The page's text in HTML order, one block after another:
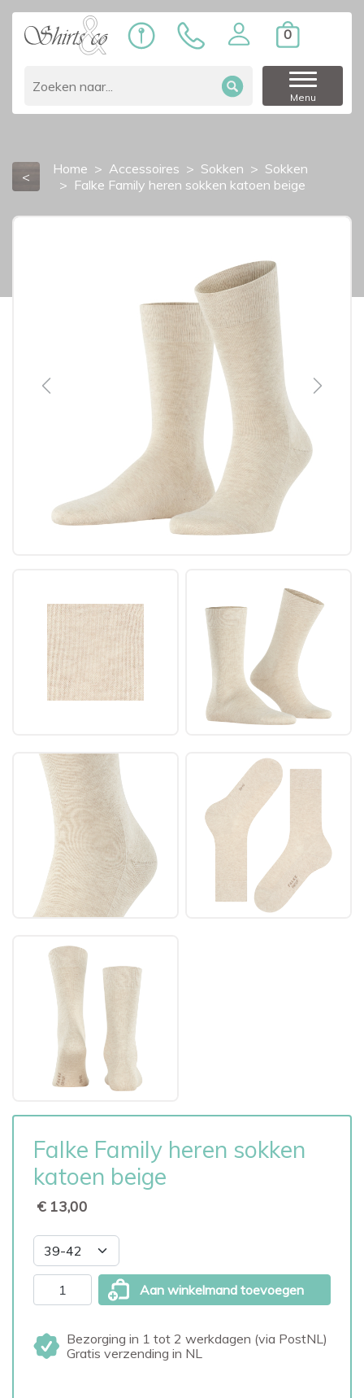
0
Menu
< Home Accessoires Sokken
Sokken
Falke Family heren sokken katoen beige
Previous Next
Falke Family heren sokken
katoen beige
€ 13,00
Aan winkelmand toevoegen
Bezorging in 1 tot 2 werkdagen (via PostNL)
Gratis verzending in NL